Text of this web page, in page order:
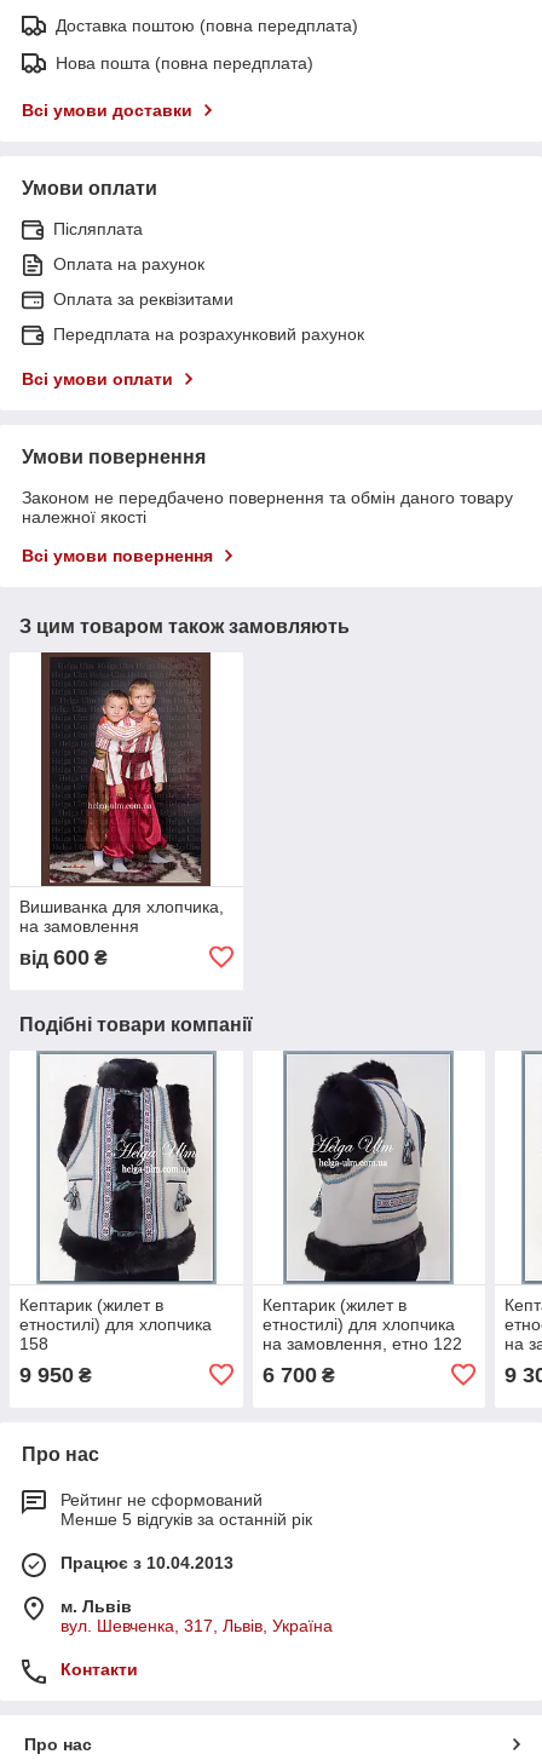
Доставка поштою (повна передплата)
Нова пошта (повна передплата)
Всі умови доставки
Умови оплати
Післяплата
Оплата на рахунок
Оплата за реквізитами
Передплата на розрахунковий рахунок
Всі умови оплати
Умови повернення
Законом не передбачено повернення та обмін даного товару
належної якості
Всі умови повернення
З цим товаром також замовляють
Вишиванка для хлопчика,
на замовлення
від 600 ₴
Подібні товари компанії
Кептарик (жилет в
етностилі) для хлопчика
158
9 950 ₴
Кептарик (жилет в
етностилі) для хлопчика
на замовлення, етно 122
6 700₴
на
9
Про нас
Рейтинг не сформований
Менше 5 відгуків за останній рік
Працює з 10.04.2013
м. Львів
вул. Шевченка, 317, Львів, Україна
Контакти
Про нас